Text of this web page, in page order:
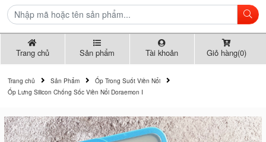
Trang chủ Sản phẩm Tài khoản Giỏ hàng(0)
Trang chủ Sản Phẩm
Ốp Trong Suốt Viền Nổi
Ốp Lưng Silicon Chống Sốc Viền Nổi Doraemon I